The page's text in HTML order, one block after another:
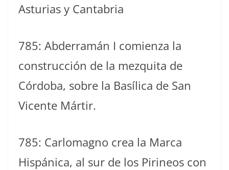
Asturias y Cantabria
785: Abderramán I comienza la
construcción de la mezquita de
Córdoba, sobre la Basílica de San
Vicente Mártir.
785: Carlomagno crea la Marca
Hispánica, al sur de los Pirineos con